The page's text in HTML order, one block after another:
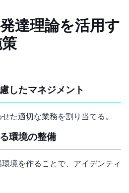
達理論を活用す
したマネジメント
た適切な業務を割り当てる。
環境の整備
境を作ることで、アイデンティ